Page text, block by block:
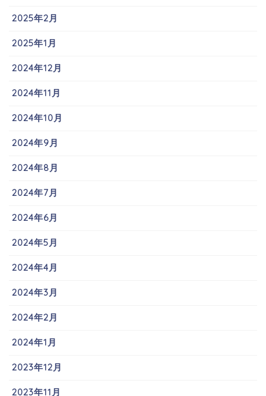
2025年2月
2025年1月
2024年12月
2024年11月
2024年10月
2024年9月
2024年8月
2024年7月
2024年6月
2024年5月
2024年4月
2024年3月
2024年2月
2024年1月
2023年12月
2023年11月